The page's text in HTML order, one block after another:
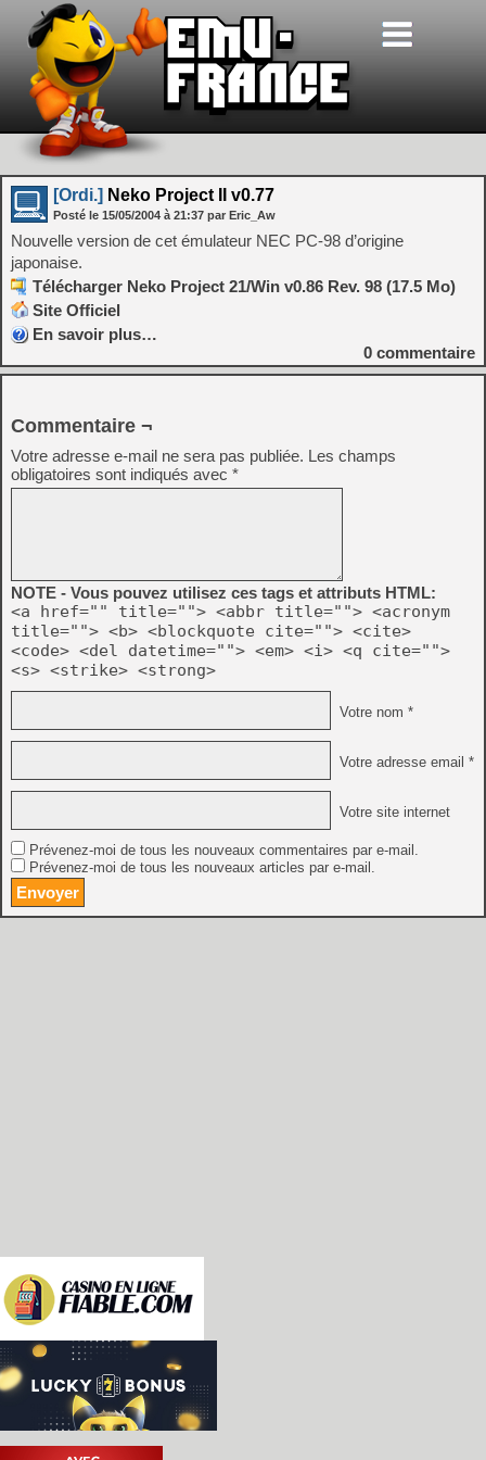
[Ordi.] Neko Project II v0.77
Posté le 15/05/2004 à 21:37 par Eric_Aw
Nouvelle version de cet émulateur NEC PC-98 d’origine
japonaise.
Télécharger Neko Project 21/Win v0.86 Rev. 98 (17.5 Mo)
Site Officiel
En savoir plus…
0 commentaire
Commentaire ¬
Votre adresse e-mail ne sera pas publiée. Les champs
obligatoires sont indiqués avec *
NOTE - Vous pouvez utilisez ces tags et attributs HTML:
<a href="" title=""> <abbr title=""> <acronym
title=""> <b> <blockquote cite=""> <cite>
<code> <del datetime=""> <em> <i> <q cite="">
<s> <strike> <strong>
Votre nom *
Votre adresse email *
Votre site internet
Prévenez-moi de tous les nouveaux commentaires par e-mail.
Prévenez-moi de tous les nouveaux articles par e-mail.